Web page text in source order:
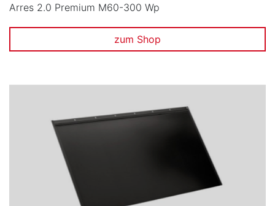
Arres 2.0 Premium M60-300 Wp
zum Shop